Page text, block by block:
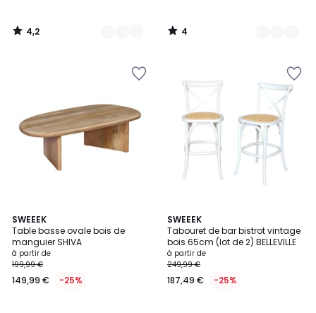
4,2
/
4
/
SWEEEK
Table basse ovale bois de
manguier SHIVA
à partir de
199,99 €
149,99 € -25%
4,9
/ 5
2
Couleurs
SWEEEK
Tabouret de bar bistrot vintage
bois 65cm (lot de 2) BELLEVILLE
à partir de
249,99 €
187,49 € -25%
4,5
/ 5
2
Couleurs